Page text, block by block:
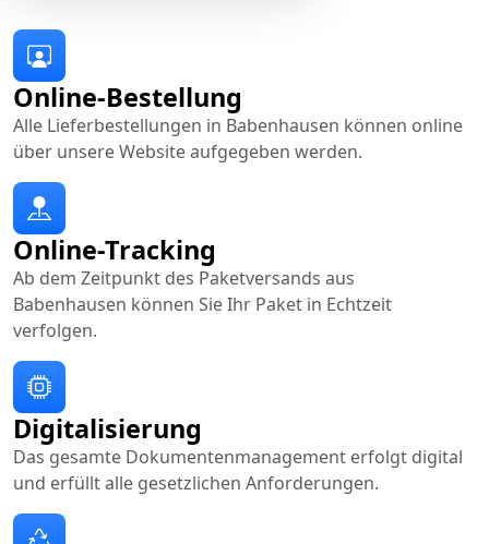
Online-Bestellung
Alle Lieferbestellungen in Babenhausen können online
über unsere Website aufgegeben werden.
Online-Tracking
Ab dem Zeitpunkt des Paketversands aus
Babenhausen können Sie Ihr Paket in Echtzeit
verfolgen.
Digitalisierung
Das gesamte Dokumentenmanagement erfolgt digital
und erfüllt alle gesetzlichen Anforderungen.